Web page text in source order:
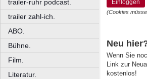
trailer-ruhr podcast.
trailer zahl-ich.
ABO.
Bühne.
Film.
Literatur.
Einloggen
(Cookies
Neu
Wenn Sie
Link zur
kostenlos!